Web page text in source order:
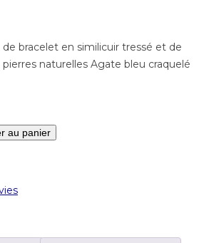
bracelet en similicuir tressé et de
naturelles Agate bleu craquelé
au panier